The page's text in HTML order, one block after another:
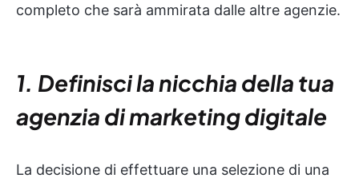
completo che sarà ammirata dalle altre agenzie.
1. Definisci la nicchia della tua
agenzia di marketing digitale
La decisione di effettuare una selezione di una